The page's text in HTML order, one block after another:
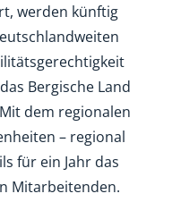
werden künftig
Bergische Land
dem regionalen
– regional
für ein Jahr das
Mitarbeitenden.